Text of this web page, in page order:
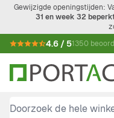
Ga naar de inhoud
Gewijzigde openingstijden:
31 en week 32
4.6 / 51350
Doorzoek de hele